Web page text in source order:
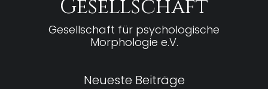
Gesellschaft
Gesellschaft für psychologische
Morphologie e.V.
Neueste Beiträge